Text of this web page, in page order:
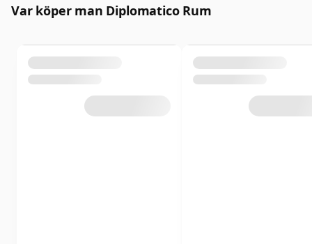
Var köper man Diplomatico Rum